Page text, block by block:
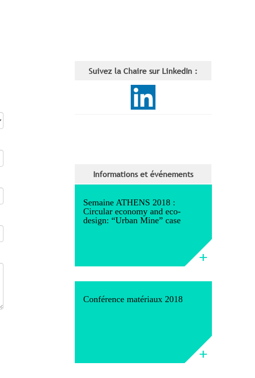
Suivez la Chaire sur LinkedIn :
Informations et événements
Semaine ATHENS 2018 :
Circular economy and eco-
design: “Urban Mine” case
Conférence matériaux 2018